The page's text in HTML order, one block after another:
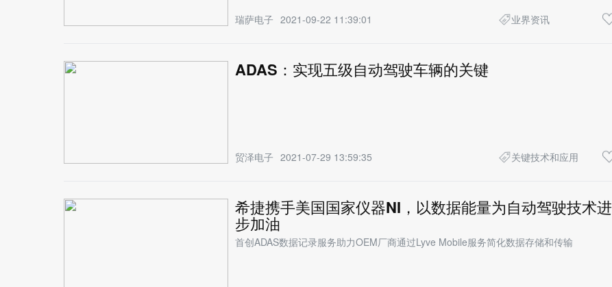
瑞萨电子 2021-09-22 11:39:01 业界资讯
ADAS：实现五级自动驾驶车辆的关键
贸泽电子 2021-07-29 13:59:35 关键技术和应用
希捷携手美国国家仪器NI，以数据能量为自动驾驶技术进
步加油
首创ADAS数据记录服务助力OEM厂商通过Lyve Mobile服务简化数据存储和传输